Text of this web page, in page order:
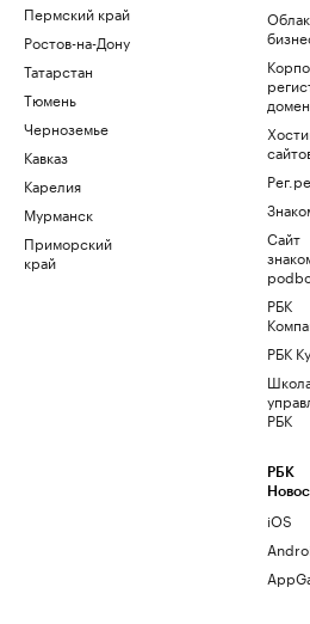
Пермский край
Ростов-на-Дону
Татарстан
Тюмень
Черноземье
Кавказ
Карелия
Мурманск
Приморский
край
Сайт
РБК
РБК
РБК
РБК
iOS